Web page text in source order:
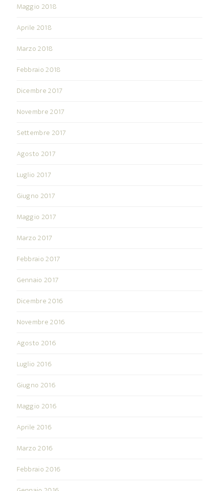
Maggio 2018
Aprile 2018
Marzo 2018
Febbraio 2018
Dicembre 2017
Novembre 2017
Settembre 2017
Agosto 2017
Luglio 2017
Giugno 2017
Maggio 2017
Marzo 2017
Febbraio 2017
Gennaio 2017
Dicembre 2016
Novembre 2016
Agosto 2016
Luglio 2016
Giugno 2016
Maggio 2016
Aprile 2016
Marzo 2016
Febbraio 2016